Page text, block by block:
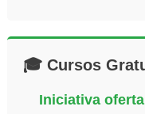
🎓 Cursos
Iniciativa